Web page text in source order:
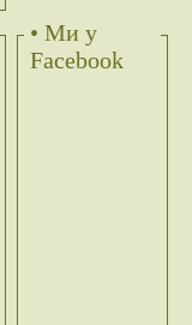
• Ми у
Facebook